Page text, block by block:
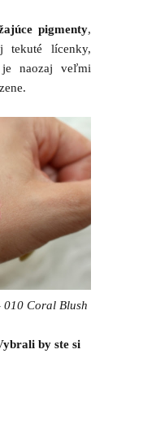
pigmenty,
tekuté lícenky,
je naozaj veľmi
010 Coral Blush
by ste si